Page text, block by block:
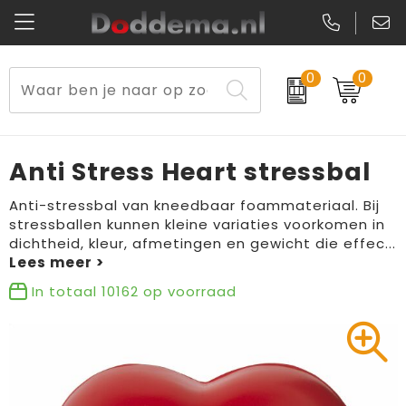
0 0
Paraplu's
Aanstekers
Elektronica, Gadgets en USB
Bidons en Sportflessen
Veiligheidsvesten en Veiligheidshesjes
Veiligheidssignalering en Verlichting
Gereedschap
Schoenen
Sweaters
T-Shirts
Peuters en Baby's
Gilets
Lunchtassen
Schoenentassen
Golftassen
Draagtassen
Anti Stress Heart stressbal
Anti-stressbal van kneedbaar foammateriaal. Bij
stressballen kunnen kleine variaties voorkomen in
dichtheid, kleur, afmetingen en gewicht die effec...
In totaal 10162 op voorraad